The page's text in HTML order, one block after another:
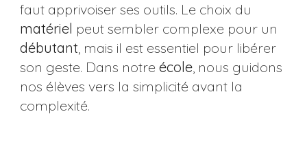
faut apprivoiser ses outils. Le choix du
matériel peut sembler complexe pour un
débutant, mais il est essentiel pour libérer
son geste. Dans notre école, nous guidons
nos élèves vers la simplicité avant la
complexité.